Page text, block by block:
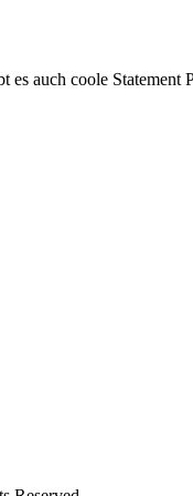
auch coole Statement